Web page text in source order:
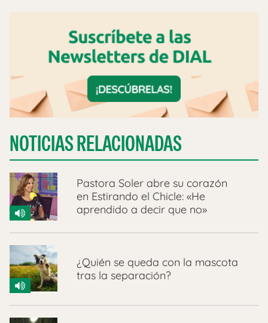
NOTICIAS RELACIONADAS
Pastora Soler abre su corazón
en Estirando el Chicle: «He
aprendido a decir que no»
¿Quién se queda con la mascota
tras la separación?